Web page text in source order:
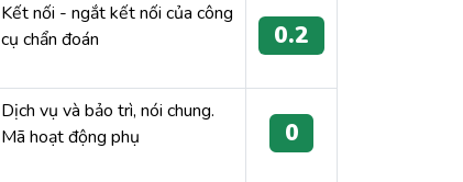
Kết nối - ngắt kết nối của công
cụ chẩn đoán
0.2
Dịch vụ và bảo trì, nói chung.
Mã hoạt động phụ
0